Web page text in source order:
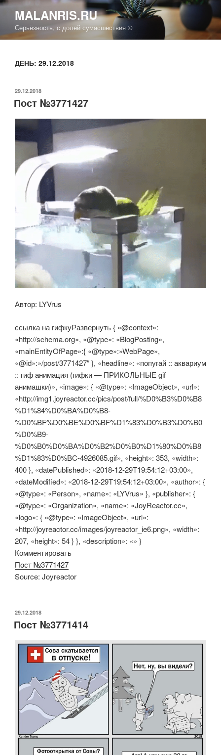
Перейти
содержимому
MALANRIS.RU
Серьёзность, с долей сумасшествия ©
ДЕНЬ: 29.12.2018
ОПУБЛИКОВАНО
29.12.2018
Пост №3771427
Автор: LYVrus
ссылка на гифкуРазвернуть { «@context»:
«http://schema.org», «@type»: «BlogPosting»,
«mainEntityOfPage»:{ «@type»:»WebPage»,
«@id»:»/post/3771427″ }, «headline»: «попугай :: аквариум
:: гиф анимация (гифки — ПРИКОЛЬНЫЕ gif
анимашки)», «image»: { «@type»: «ImageObject», «url»:
«http://img1.joyreactor.cc/pics/post/full/%D0%B3%D0%B8
%D1%84%D0%BA%D0%B8-
%D0%BF%D0%BE%D0%BF%D1%83%D0%B3%D0%B0
%D0%B9-
%D0%B0%D0%BA%D0%B2%D0%B0%D1%80%D0%B8
%D1%83%D0%BC-4926085.gif», «height»: 353, «width»:
400 }, «datePublished»: «2018-12-29T19:54:12+03:00»,
«dateModified»: «2018-12-29T19:54:12+03:00», «author»: {
«@type»: «Person», «name»: «LYVrus» }, «publisher»: {
«@type»: «Organization», «name»: «JoyReactor.cc»,
«logo»: { «@type»: «ImageObject», «url»:
«http://joyreactor.cc/images/joyreactor_ie6.png», «width»:
207, «height»: 54 } }, «description»: «» }
Комментировать
Пост №3771427
Source: Joyreactor
ОПУБЛИКОВАНО
29.12.2018
Пост №3771414